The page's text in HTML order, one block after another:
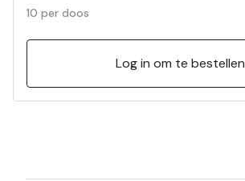
10 per doos
Log in om te bestellen